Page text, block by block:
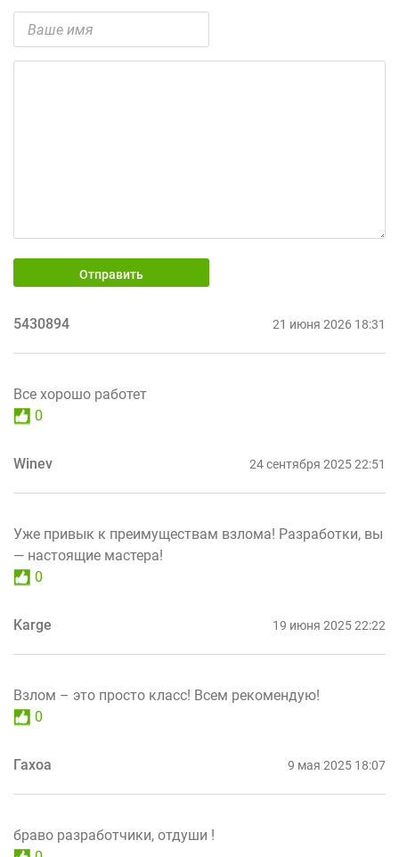
Отправить
5430894 21 июня 2026 18:31
Все хорошо работет
0
Winev 24 сентября 2025 22:51
Уже привык к преимуществам взлома! Разработки, вы
— настоящие мастера!
0
Karge 19 июня 2025 22:22
Взлом – это просто класс! Всем рекомендую!
0
Гахоа 9 мая 2025 18:07
браво разработчики, отдуши !